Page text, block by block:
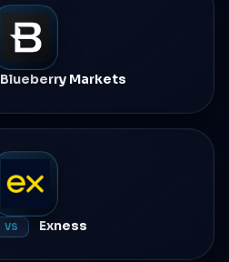
Blueberry Markets
VS Exness